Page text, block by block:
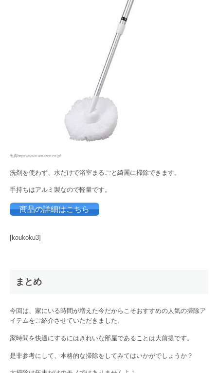
出典https://www.amazon.co.jp/
洗剤を使わず、水だけで浴室まるごと綺麗に掃除できます。
手持ちはアルミ製なので軽量です。
商品の詳細はこちら
[koukoku3]
まとめ
今回は、家にいる時間が増えた今だからこそおすすめの人気の掃除ア
イテムをご紹介させていただきました。
家時間を快適にするにはきれいな部屋であることは大前提です。
是非参考にして、本格的な掃除をしてみてはいかがでしょうか？